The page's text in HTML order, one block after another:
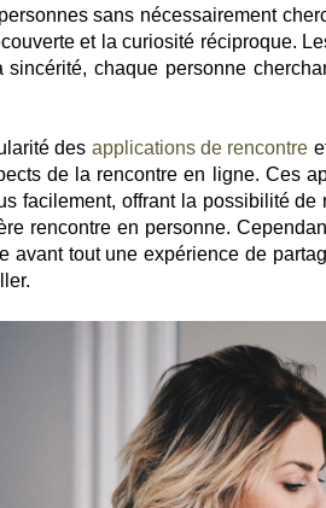
sans nécessairement
et la curiosité réciproque.
sincérité, chaque personne
des applications de rencontre
de la rencontre en ligne. Ces
facilement, offrant la possibilité de
rencontre en personne.
avant tout une expérience de